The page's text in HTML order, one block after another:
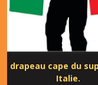
drapeau cape du
Italie.